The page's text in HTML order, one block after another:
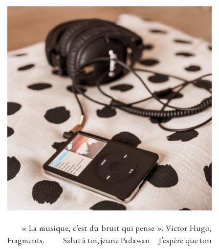
« La musique, c’est du bruit qui pense ». Victor Hugo,
Fragments. Salut à toi, jeune Padawan J’espère que ton